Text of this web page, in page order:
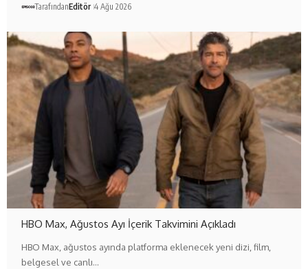
TarafındanEditör 4 Ağu 2026
HBO Max, Ağustos Ayı İçerik Takvimini Açıkladı
HBO Max, ağustos ayında platforma eklenecek yeni dizi, film,
belgesel ve canlı…